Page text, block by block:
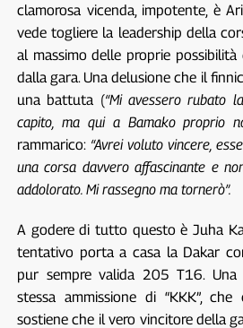
clamorosa vicenda, impotente, è
vede togliere la leadership della
al massimo delle proprie
dalla gara. Una delusione che il
una battuta (“Mi avessero rubato
capito, ma qui a Bamako proprio
rammarico: “Avrei voluto vincere,
una corsa davvero affascinante e
addolorato. Mi rassegno ma tornerò”.
A godere di tutto questo è Juha
tentativo porta a casa la Dakar
pur sempre valida 205 T16.
stessa ammissione di “KKK”,
sostiene che il vero vincitore della